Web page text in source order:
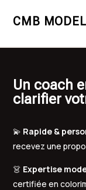
CMB
Un coach
clarifier
💫 Rapide &
recevez une
👗 Expertise
certifiée en